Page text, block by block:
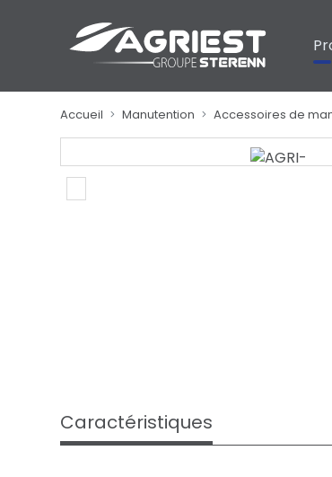
Accueil Manutention Accessoires de
Caractéristiques